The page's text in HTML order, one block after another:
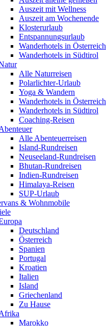
Auszeit mit Wellness
Auszeit am Wochenende
Klosterurlaub
Entspannungsurlaub
Wanderhotels in Österreich
Wanderhotels in Südtirol
Alle Naturreisen
Polarlichter-Urlaub
Yoga & Wandern
Wanderhotels in Österreich
Wanderhotels in Südtirol
Coaching-Reisen
Alle Abenteuerreisen
Island-Rundreisen
Neuseeland-Rundreisen
Bhutan-Rundreisen
Indien-Rundreisen
Himalaya-Reisen
SUP-Urlaub
& Wohnmobile
Deutschland
Österreich
Spanien
Portugal
Kroatien
Italien
Island
Griechenland
Zu Hause
Marokko